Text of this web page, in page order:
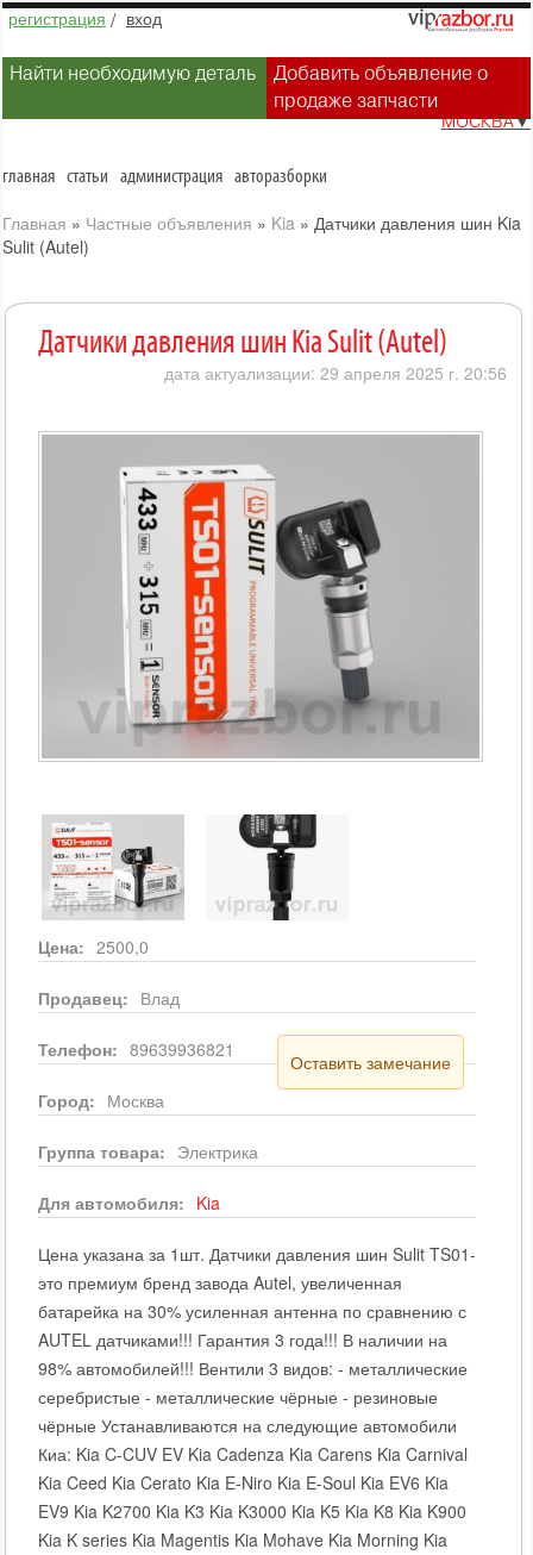
регистрация / вход
Найти необходимую деталь
Добавить объявление о
продаже запчасти
МОСКВА▼
главная статьи администрация авторазборки
Главная » Частные объявления » Kia » Датчики давления шин Kia
Sulit (Autel)
Датчики давления шин Kia Sulit (Autel)
дата актуализации: 29 апреля 2025 г. 20:56
Цена: 2500,0
Продавец: Влад
Телефон: 89639936821
Оставить замечание
Город: Москва
Группа товара: Электрика
Для автомобиля: Kia
Цена указана за 1шт. Датчики давления шин Sulit TS01-
это премиум бренд завода Autel, увеличенная
батарейка на 30% усиленная антенна по сравнению с
AUTEL датчиками!!! Гарантия 3 года!!! В наличии на
98% автомобилей!!! Вентили 3 видов: - металлические
серебристые - металлические чёрные - резиновые
чёрные Устанавливаются на следующие автомобили
Киа: Kia C-CUV EV Kia Cadenza Kia Carens Kia Carnival
Kia Ceed Kia Cerato Kia E-Niro Kia E-Soul Kia EV6 Kia
EV9 Kia K2700 Kia K3 Kia K3000 Kia K5 Kia K8 Kia K900
Kia K series Kia Magentis Kia Mohave Kia Morning Kia